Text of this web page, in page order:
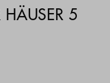
HÄUSER 5